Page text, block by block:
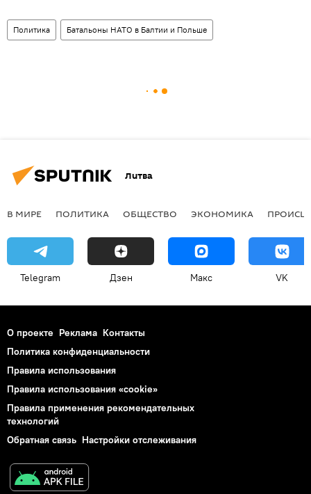
Политика Батальоны НАТО в Балтии и Польше
Литва
В МИРЕ ПОЛИТИКА ОБЩЕСТВО ЭКОНОМИКА
Telegram Дзен Макс VK
О проекте Реклама Контакты
Политика конфиденциальности
Правила использования
Правила использования «cookie»
Правила применения рекомендательных
технологий
Обратная связь Настройки отслеживания